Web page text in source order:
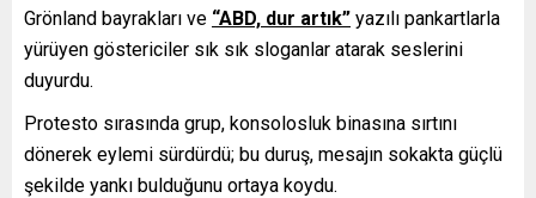
Grönland bayrakları ve “ABD, dur artık” yazılı pankartlarla
yürüyen göstericiler sık sık sloganlar atarak seslerini
duyurdu.
Protesto sırasında grup, konsolosluk binasına sırtını
dönerek eylemi sürdürdü; bu duruş, mesajın sokakta güçlü
şekilde yankı bulduğunu ortaya koydu.